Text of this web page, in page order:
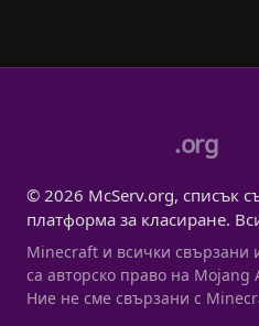
.org
© 2026 McServ.org, списък
платформа за класиране.
Minecraft и всички
са авторско право на Mojang
Ние не сме свързани с